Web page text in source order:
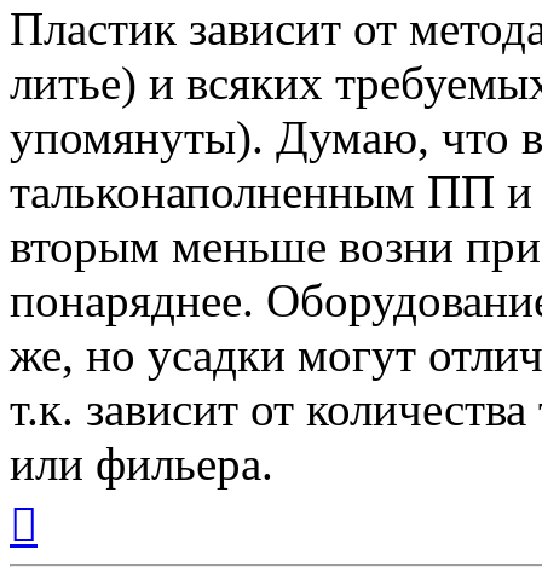
Пластик зависит от
литье) и всяких
упомянуты). Думаю, что
тальконаполненным ПП
вторым меньше возни при
понаряднее.
же, но усадки могут
т.к. зависит от
или фильера.
началу